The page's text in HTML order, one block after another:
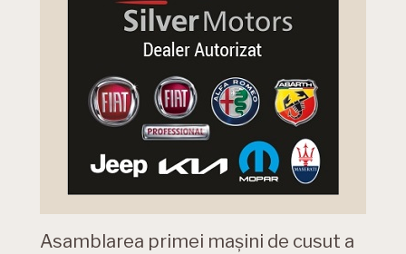
Asamblarea primei mașini de cusut a